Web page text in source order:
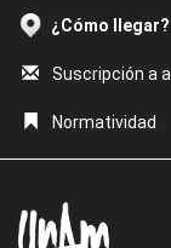
¿Cómo llegar?
Suscripción a
Normatividad